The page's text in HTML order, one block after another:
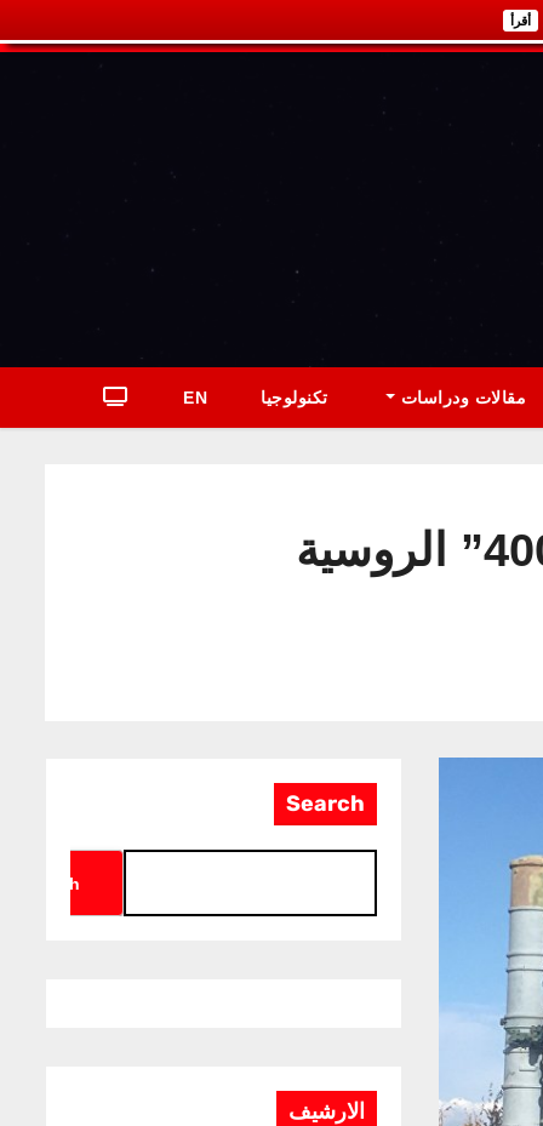
أقرأ
مقالات ودراسات تكنولوجيا EN
Search
Search
الارشيف